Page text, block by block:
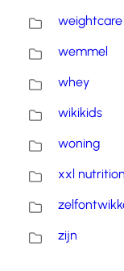
weightcare
wemmel
whey
wikikids
woning
xxl nutrition
zijn